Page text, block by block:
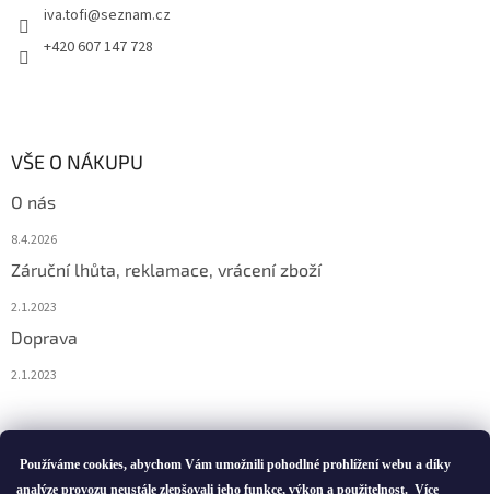
Používáme cookies, abychom Vám umožnili pohodlné prohlížení webu a díky
analýze provozu neustále zlepšovali jeho funkce, výkon a použitelnost. Více
iva.tofi@seznam.cz
+420 607 147 728
VŠE O NÁKUPU
O nás
8.4.2026
Záruční lhůta, reklamace, vrácení zboží
2.1.2023
Doprava
2.1.2023
Vytvořil Shoptet